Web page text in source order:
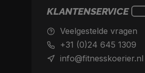
KLANTENSERVICE
Veelgestelde vragen
+31 (0)24 645 1309
info@fitnesskoerier.nl